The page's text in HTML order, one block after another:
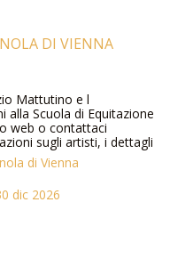
DI VIENNA
Mattutino e l
alla Scuola di Equitazione
web o contattaci
sugli artisti, i dettagli
di Vienna
dic 2026